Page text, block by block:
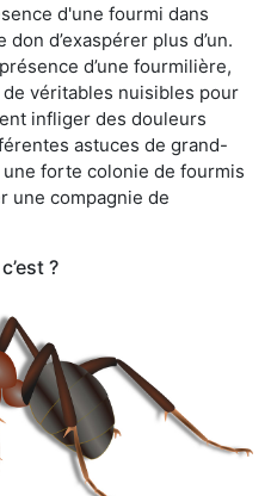
d'une fourmi dans
d’exaspérer plus d’un.
d’une fourmilière,
véritables nuisibles pour
infliger des douleurs
astuces de grand-
forte colonie de fourmis
une compagnie de
?